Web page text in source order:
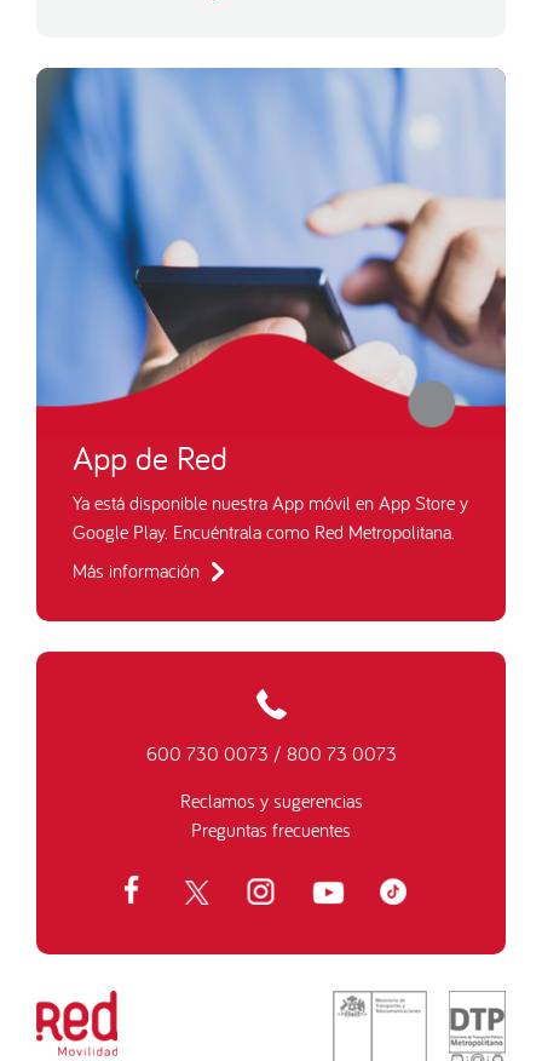
App de Red
Ya está disponible nuestra App móvil en App Store y
Google Play. Encuéntrala como Red Metropolitana.
Más información
600 730 0073 / 800 73 0073
Reclamos y sugerencias
Preguntas frecuentes